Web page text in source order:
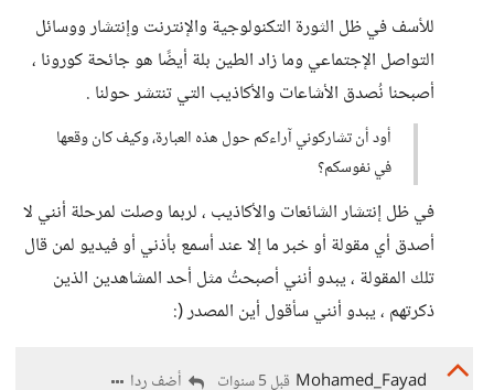
للأسف في ظل الثورة التكنولوجية والإنترنت وإنتشار ووسائل
التواصل الإجتماعي وما زاد الطين بلة أيضًا هو جائحة كورونا ،
أصبحنا نُصدق الأشاعات والأكاذيب التي تنتشر حولنا .
أود أن تشاركوني آراءكم حول هذه العبارة، وكيف كان وقعها
في نفوسكم؟
في ظل إنتشار الشائعات والأكاذيب ، لربما وصلت لمرحلة أنني لا
أصدق أي مقولة أو خبر ما إلا عند أسمع بأذني أو فيديو لمن قال
تلك المقولة ، يبدو أنني أصبحتُ مثل أحد المشاهدين الذين
ذكرتهم ، يبدو أنني سأقول أين المصدر (:
Mohamed_Fayad قبل 5 سنوات أضف ردا